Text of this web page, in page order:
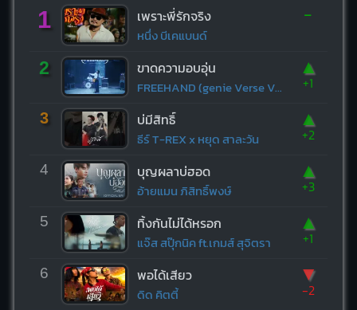
1 เพราะพี่รักจริง
หนึ่ง บีเคแบนด์
-
2 ขาดความอบอุ่น
FREEHAND (genie Verse Vol.1)
▲
+1
3 บ่มีสิทธิ์
ธีร์ T-REX x หยุด สาละวัน
▲
+2
4 บุญผลาบ่ฮอด
อ้ายแมน ภิสิทธิ์พงษ์
▲
+3
5 ทิ้งกันไม่ได้หรอก
แจ๊ส สปุ๊กนิค ft.เกมส์ สุจิตรา
▲
+1
6 พอได้เสียว
ดิด คิตตี้
▼
-2